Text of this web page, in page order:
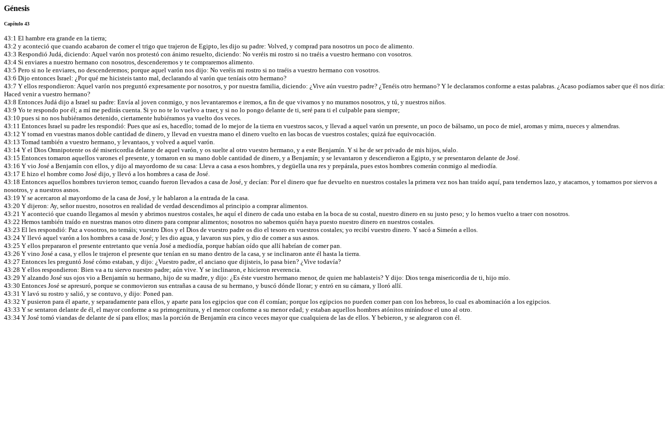
Génesis
Capítulo 43
43:1 El hambre era grande en la tierra;
43:2 y aconteció que cuando acabaron de comer el trigo que trajeron de Egipto, les dijo su padre: Volved, y comprad para nosotros un poco de alimento.
43:3 Respondió Judá, diciendo: Aquel varón nos protestó con ánimo resuelto, diciendo: No veréis mi rostro si no traéis a vuestro hermano con vosotros.
43:4 Si enviares a nuestro hermano con nosotros, descenderemos y te compraremos alimento.
43:5 Pero si no le enviares, no descenderemos; porque aquel varón nos dijo: No veréis mi rostro si no traéis a vuestro hermano con vosotros.
43:6 Dijo entonces Israel: ¿Por qué me hicisteis tanto mal, declarando al varón que teníais otro hermano?
43:7 Y ellos respondieron: Aquel varón nos preguntó expresamente por nosotros, y por nuestra familia, diciendo: ¿Vive aún vuestro padre? ¿Tenéis otro hermano? Y le declaramos conforme a estas palabras. ¿Acaso podíamos saber que él nos diría:
Haced venir a vuestro hermano?
43:8 Entonces Judá dijo a Israel su padre: Envía al joven conmigo, y nos levantaremos e iremos, a fin de que vivamos y no muramos nosotros, y tú, y nuestros niños.
43:9 Yo te respondo por él; a mí me pedirás cuenta. Si yo no te lo vuelvo a traer, y si no lo pongo delante de ti, seré para ti el culpable para siempre;
43:10 pues si no nos hubiéramos detenido, ciertamente hubiéramos ya vuelto dos veces.
43:11 Entonces Israel su padre les respondió: Pues que así es, hacedlo; tomad de lo mejor de la tierra en vuestros sacos, y llevad a aquel varón un presente, un poco de bálsamo, un poco de miel, aromas y mirra, nueces y almendras.
43:12 Y tomad en vuestras manos doble cantidad de dinero, y llevad en vuestra mano el dinero vuelto en las bocas de vuestros costales; quizá fue equivocación.
43:13 Tomad también a vuestro hermano, y levantaos, y volved a aquel varón.
43:14 Y el Dios Omnipotente os dé misericordia delante de aquel varón, y os suelte al otro vuestro hermano, y a este Benjamín. Y si he de ser privado de mis hijos, séalo.
43:15 Entonces tomaron aquellos varones el presente, y tomaron en su mano doble cantidad de dinero, y a Benjamín; y se levantaron y descendieron a Egipto, y se presentaron delante de José.
43:16 Y vio José a Benjamín con ellos, y dijo al mayordomo de su casa: Lleva a casa a esos hombres, y degüella una res y prepárala, pues estos hombres comerán conmigo al mediodía.
43:17 E hizo el hombre como José dijo, y llevó a los hombres a casa de José.
43:18 Entonces aquellos hombres tuvieron temor, cuando fueron llevados a casa de José, y decían: Por el dinero que fue devuelto en nuestros costales la primera vez nos han traído aquí, para tendernos lazo, y atacarnos, y tomarnos por siervos a
nosotros, y a nuestros asnos.
43:19 Y se acercaron al mayordomo de la casa de José, y le hablaron a la entrada de la casa.
43:20 Y dijeron: Ay, señor nuestro, nosotros en realidad de verdad descendimos al principio a comprar alimentos.
43:21 Y aconteció que cuando llegamos al mesón y abrimos nuestros costales, he aquí el dinero de cada uno estaba en la boca de su costal, nuestro dinero en su justo peso; y lo hemos vuelto a traer con nosotros.
43:22 Hemos también traído en nuestras manos otro dinero para comprar alimentos; nosotros no sabemos quién haya puesto nuestro dinero en nuestros costales.
43:23 El les respondió: Paz a vosotros, no temáis; vuestro Dios y el Dios de vuestro padre os dio el tesoro en vuestros costales; yo recibí vuestro dinero. Y sacó a Simeón a ellos.
43:24 Y llevó aquel varón a los hombres a casa de José; y les dio agua, y lavaron sus pies, y dio de comer a sus asnos.
43:25 Y ellos prepararon el presente entretanto que venía José a mediodía, porque habían oído que allí habrían de comer pan.
43:26 Y vino José a casa, y ellos le trajeron el presente que tenían en su mano dentro de la casa, y se inclinaron ante él hasta la tierra.
43:27 Entonces les preguntó José cómo estaban, y dijo: ¿Vuestro padre, el anciano que dijisteis, lo pasa bien? ¿Vive todavía?
43:28 Y ellos respondieron: Bien va a tu siervo nuestro padre; aún vive. Y se inclinaron, e hicieron reverencia.
43:29 Y alzando José sus ojos vio a Benjamín su hermano, hijo de su madre, y dijo: ¿Es éste vuestro hermano menor, de quien me hablasteis? Y dijo: Dios tenga misericordia de ti, hijo mío.
43:30 Entonces José se apresuró, porque se conmovieron sus entrañas a causa de su hermano, y buscó dónde llorar; y entró en su cámara, y lloró allí.
43:31 Y lavó su rostro y salió, y se contuvo, y dijo: Poned pan.
43:32 Y pusieron para él aparte, y separadamente para ellos, y aparte para los egipcios que con él comían; porque los egipcios no pueden comer pan con los hebreos, lo cual es abominación a los egipcios.
43:33 Y se sentaron delante de él, el mayor conforme a su primogenitura, y el menor conforme a su menor edad; y estaban aquellos hombres atónitos mirándose el uno al otro.
43:34 Y José tomó viandas de delante de sí para ellos; mas la porción de Benjamín era cinco veces mayor que cualquiera de las de ellos. Y bebieron, y se alegraron con él.